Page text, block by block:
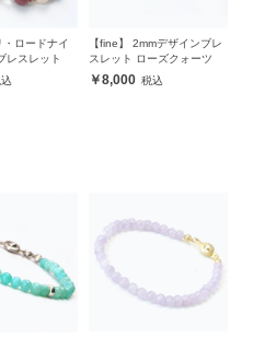
ロードナイ
レスレット
【fine】 2mmデザインブレ
スレット ローズクォーツ
8,000